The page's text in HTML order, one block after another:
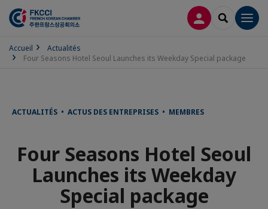
CONNEXION
Accueil
Actualités
Four Seasons Hotel Seoul Launches its Weekday Special package
ACTUALITÉS • ACTUS DES ENTREPRISES • MEMBRES
Four Seasons Hotel Seoul
Launches its Weekday
Special package